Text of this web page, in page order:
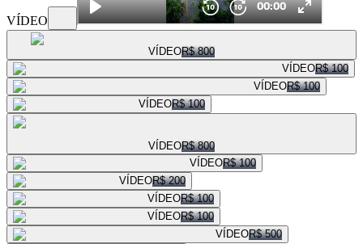
VÍDEO
VÍDEOR$ 800
VÍDEOR$ 100
VÍDEOR$ 100
VÍDEOR$ 100
VÍDEOR$ 800
VÍDEOR$ 100
VÍDEOR$ 200
VÍDEOR$ 100
VÍDEOR$ 100
VÍDEOR$ 500